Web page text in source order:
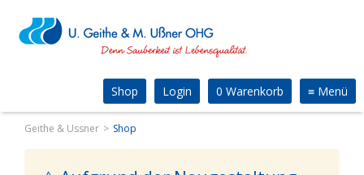
≡ Menü
0 Warenkorb
Login
Shop
Geithe & Ussner Shop